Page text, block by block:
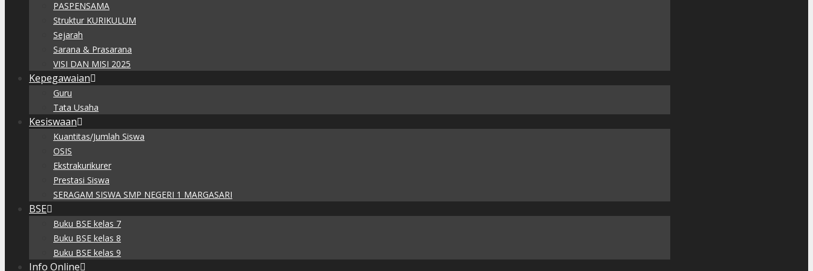
PASPENSAMA
Struktur KURIKULUM
Sejarah
Sarana & Prasarana
VISI DAN MISI 2025
Kepegawaian
Guru
Tata Usaha
Kesiswaan
Kuantitas/Jumlah Siswa
OSIS
Ekstrakurikurer
Prestasi Siswa
SERAGAM SISWA SMP NEGERI 1 MARGASARI
BSE
Buku BSE kelas 7
Buku BSE kelas 8
Buku BSE kelas 9
Info Online